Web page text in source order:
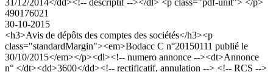
490176021
30-10-2015
<h3>Avis de dépôts des comptes des sociétés</h3><p
class="standardMargin"><em>Bodacc C n°20150111 publié le
30/10/2015</em></p><dl><!-- numero annonce --><dt>Annonce
n° </dt><dd>3600</dd><!-- rectificatif, annulation --> <!-- RCS -->